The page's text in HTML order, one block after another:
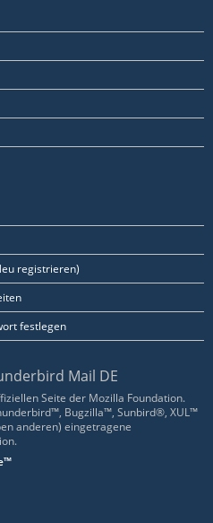
registrieren)
festlegen
Mail DE
Seite der Mozilla Foundation.
Bugzilla™, Sunbird®, XUL™
anderen) eingetragene